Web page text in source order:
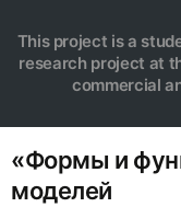
This project is a
research project at
commercial
«Формы и
моделей